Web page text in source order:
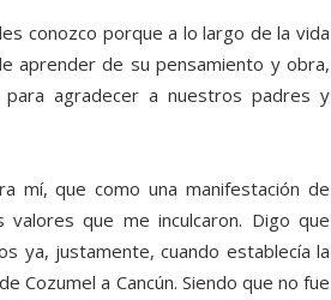
conozco porque a lo largo de la vida
aprender de su pensamiento y obra,
agradecer a nuestros padres y
mí, que como una manifestación de
que me inculcaron. Digo que
ya, justamente, cuando establecía la
Cozumel a Cancún. Siendo que no fue